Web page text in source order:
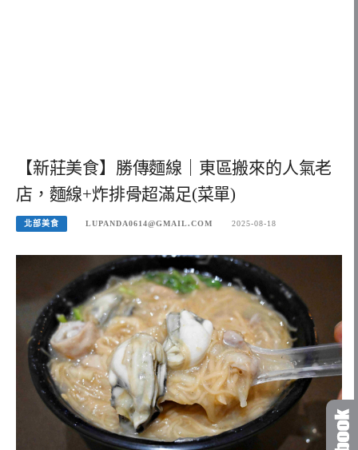
【新莊美食】勝傳麵線｜東區搬來的人氣老
店，麵線+炸排骨超滿足(菜單)
北部美食 LUPANDA0614@GMAIL.COM 2025-08-18